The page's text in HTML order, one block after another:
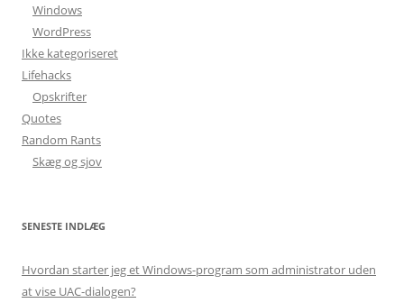
Windows
WordPress
Ikke kategoriseret
Lifehacks
Opskrifter
Quotes
Random Rants
Skæg og sjov
SENESTE INDLÆG
Hvordan starter jeg et Windows-program som administrator uden
at vise UAC-dialogen?